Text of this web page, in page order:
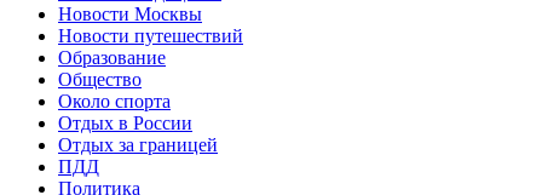
Новости Москвы
Новости путешествий
Образование
Общество
Около спорта
Отдых в России
Отдых за границей
ПДД
Политика